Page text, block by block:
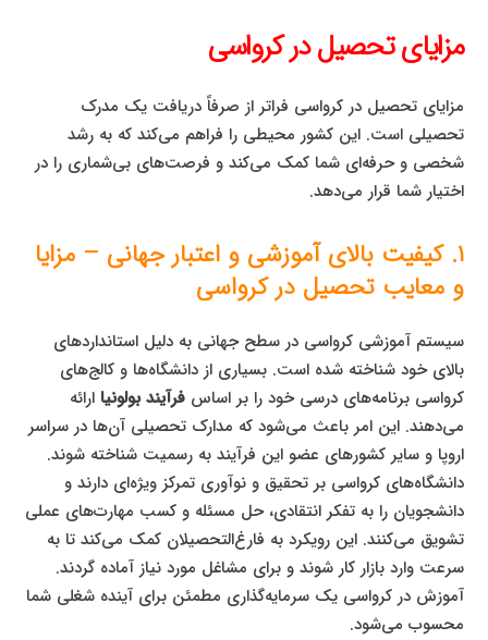
مزایای تحصیل در کرواسی
مزایای تحصیل در کرواسی فراتر از صرفاً دریافت یک مدرک
تحصیلی است. این کشور محیطی را فراهم می‌کند که به رشد
شخصی و حرفه‌ای شما کمک می‌کند و فرصت‌های بی‌شماری را در
اختیار شما قرار می‌دهد.
۱. کیفیت بالای آموزشی و اعتبار جهانی – مزایا
و معایب تحصیل در کرواسی
سیستم آموزشی کرواسی در سطح جهانی به دلیل استانداردهای
بالای خود شناخته شده است. بسیاری از دانشگاه‌ها و کالج‌های
کرواسی برنامه‌های درسی خود را بر اساسفرآیند بولونیا ارائه
می‌دهند. این امر باعث می‌شود که مدارک تحصیلی آن‌ها در سراسر
اروپا و سایر کشورهای عضو این فرآیند به رسمیت شناخته شوند.
دانشگاه‌های کرواسی بر تحقیق و نوآوری تمرکز ویژه‌ای دارند و
دانشجویان را به تفکر انتقادی، حل مسئله و کسب مهارت‌های عملی
تشویق می‌کنند. این رویکرد به فارغ‌التحصیلان کمک می‌کند تا به
سرعت وارد بازار کار شوند و برای مشاغل مورد نیاز آماده گردند.
آموزش در کرواسی یک سرمایه‌گذاری مطمئن برای آینده شغلی شما
محسوب می‌شود.